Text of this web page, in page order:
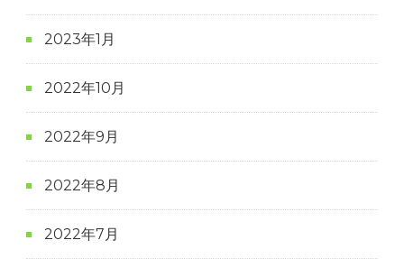
2023年1月
2022年10月
2022年9月
2022年8月
2022年7月